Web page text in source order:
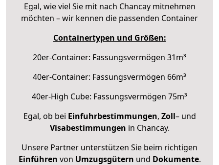
Egal, wie viel Sie mit nach Chancay mitnehmen
möchten – wir kennen die passenden Container
Containertypen und Größen:
20er-Container: Fassungsvermögen 31m³
40er-Container: Fassungsvermögen 66m³
40er-High Cube: Fassungsvermögen 75m³
Egal, ob bei Einfuhrbestimmungen, Zoll– und
Visabestimmungen in Chancay.
Unsere Partner unterstützen Sie beim richtigen
Einführen von Umzugsgütern und Dokumente.